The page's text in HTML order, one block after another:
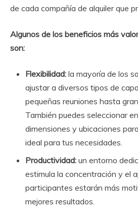
de cada compañía de alquiler que
Algunos de los beneficios más
son:
Flexibilidad: la mayoría de los
ajustar a diversos tipos de
pequeñas reuniones hasta
También puedes seleccionar
dimensiones y ubicaciones
ideal para tus necesidades.
Productividad: un entorno
estimula la concentración y el
participantes estarán más
mejores resultados.